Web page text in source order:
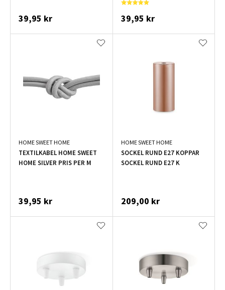
39,95 kr 39,95 kr
HOME SWEET HOME
TEXTILKABEL HOME SWEET
HOME SILVER PRIS PER M
39,95 kr
HOME SWEET HOME
SOCKEL RUND E27 KOPPAR
SOCKEL RUND E27 K
209,00 kr